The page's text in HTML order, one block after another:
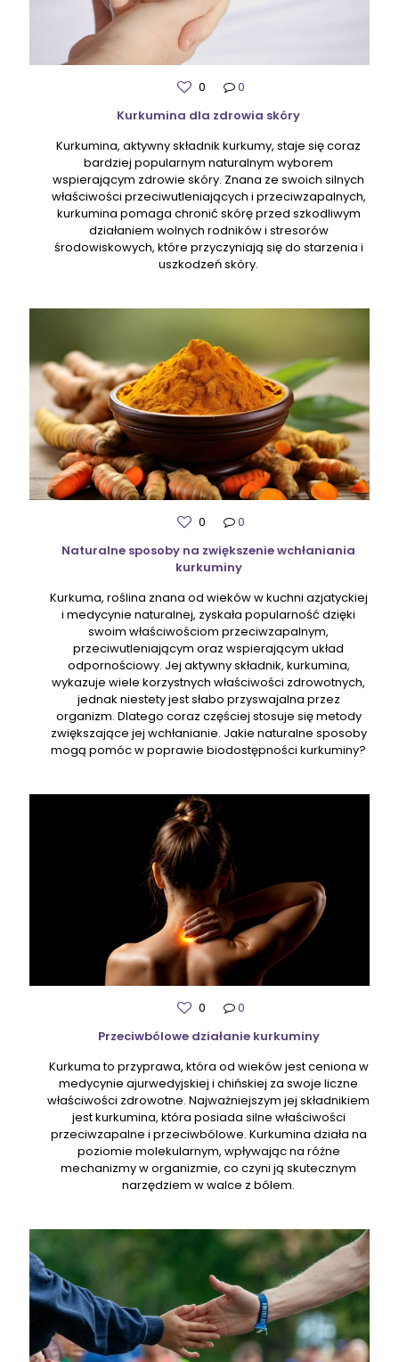
0
0
Kurkumina dla zdrowia skóry
Kurkumina, aktywny składnik kurkumy, staje się coraz
bardziej popularnym naturalnym wyborem
wspierającym zdrowie skóry. Znana ze swoich silnych
właściwości przeciwutleniających i przeciwzapalnych,
kurkumina pomaga chronić skórę przed szkodliwym
działaniem wolnych rodników i stresorów
środowiskowych, które przyczyniają się do starzenia i
uszkodzeń skóry.
0
0
Naturalne sposoby na zwiększenie wchłaniania
kurkuminy
Kurkuma, roślina znana od wieków w kuchni azjatyckiej
i medycynie naturalnej, zyskała popularność dzięki
swoim właściwościom przeciwzapalnym,
przeciwutleniającym oraz wspierającym układ
odpornościowy. Jej aktywny składnik, kurkumina,
wykazuje wiele korzystnych właściwości zdrowotnych,
jednak niestety jest słabo przyswajalna przez
organizm. Dlatego coraz częściej stosuje się metody
zwiększające jej wchłanianie. Jakie naturalne sposoby
mogą pomóc w poprawie biodostępności kurkuminy?
0
0
Przeciwbólowe działanie kurkuminy
Kurkuma to przyprawa, która od wieków jest ceniona w
medycynie ajurwedyjskiej i chińskiej za swoje liczne
właściwości zdrowotne. Najważniejszym jej składnikiem
jest kurkumina, która posiada silne właściwości
przeciwzapalne i przeciwbólowe. Kurkumina działa na
poziomie molekularnym, wpływając na różne
mechanizmy w organizmie, co czyni ją skutecznym
narzędziem w walce z bólem.